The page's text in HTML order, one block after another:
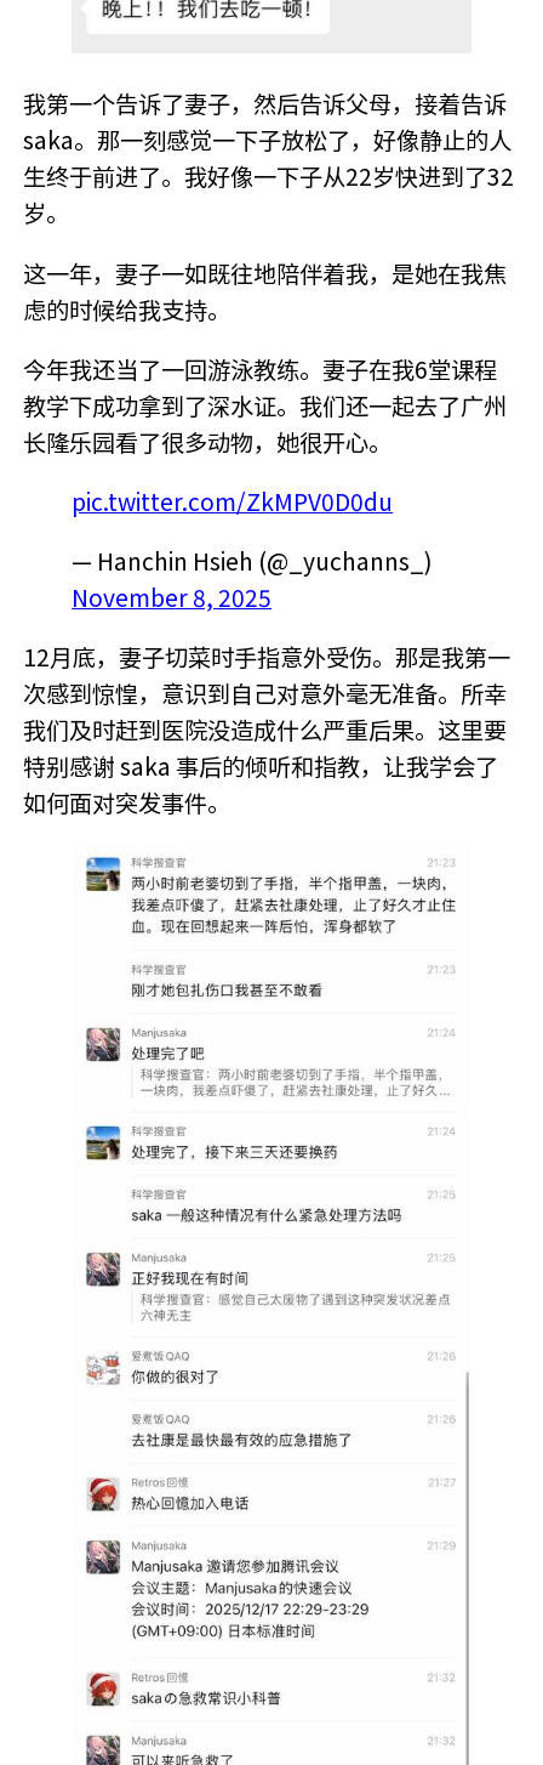
我第一个告诉了妻子，然后告诉父母，接着告诉
saka。那一刻感觉一下子放松了，好像静止的人
生终于前进了。我好像一下子从22岁快进到了32
岁。
这一年，妻子一如既往地陪伴着我，是她在我焦
虑的时候给我支持。
今年我还当了一回游泳教练。妻子在我6堂课程
教学下成功拿到了深水证。我们还一起去了广州
长隆乐园看了很多动物，她很开心。
pic.twitter.com/ZkMPV0D0du
— Hanchin Hsieh (@_yuchanns_)
November 8, 2025
12月底，妻子切菜时手指意外受伤。那是我第一
次感到惊惶，意识到自己对意外毫无准备。所幸
我们及时赶到医院没造成什么严重后果。这里要
特别感谢 saka 事后的倾听和指教，让我学会了
如何面对突发事件。